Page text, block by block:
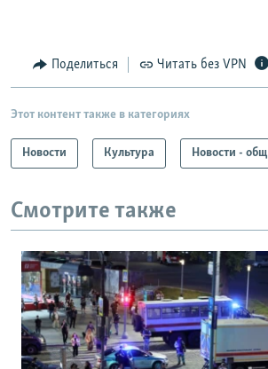
Поделиться Читать без VPN
Этот контент также в категориях
Новости Культура Новости -
Смотрите также